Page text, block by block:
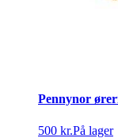
Pennynor
500 kr.På lager